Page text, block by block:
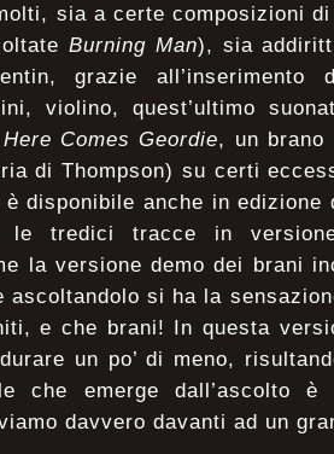
sia a certe composizioni
Burning Man), sia
grazie all’inserimento
violino, quest’ultimo
Here Comes Geordie, un
di Thompson) su certi
disponibile anche in edizione
le tredici tracce in
la versione demo dei brani
ascoltandolo si ha la
e che brani! In questa
un po’ di meno,
che emerge dall’ascolto
davvero davanti ad un